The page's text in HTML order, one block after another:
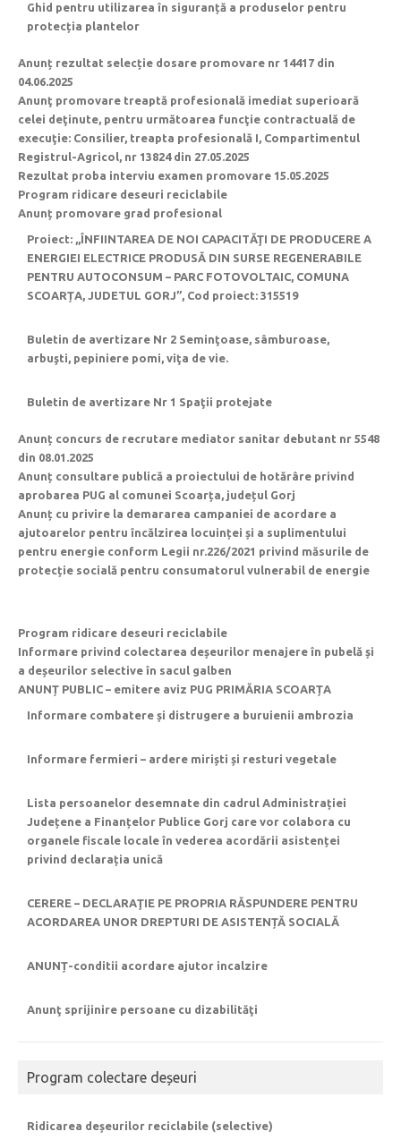
Ghid pentru utilizarea în siguranță a produselor pentru
protecția plantelor
Anunț rezultat selecție dosare promovare nr 14417 din
04.06.2025
Anunţ promovare treaptă profesională imediat superioară
celei deţinute, pentru următoarea funcţie contractuală de
execuţie: Consilier, treapta profesională I, Compartimentul
Registrul-Agricol, nr 13824 din 27.05.2025
Rezultat proba interviu examen promovare 15.05.2025
Program ridicare deseuri reciclabile
Anunț promovare grad profesional
Proiect: ,,ÎNFIINTAREA DE NOI CAPACITĂŢI DE PRODUCERE A
ENERGIEI ELECTRICE PRODUSĂ DIN SURSE REGENERABILE
PENTRU AUTOCONSUM – PARC FOTOVOLTAIC, COMUNA
SCOARȚA, JUDETUL GORJ”, Cod proiect: 315519
Buletin de avertizare Nr 2 Seminţoase, sâmburoase,
arbuşti, pepiniere pomi, viţa de vie.
Buletin de avertizare Nr 1 Spaţii protejate
Anunț concurs de recrutare mediator sanitar debutant nr 5548
din 08.01.2025
Anunț consultare publică a proiectului de hotărâre privind
aprobarea PUG al comunei Scoarța, județul Gorj
Anunț cu privire la demararea campaniei de acordare a
ajutoarelor pentru încălzirea locuinței și a suplimentului
pentru energie conform Legii nr.226/2021 privind măsurile de
protecție socială pentru consumatorul vulnerabil de energie
Program ridicare deseuri reciclabile
Informare privind colectarea deșeurilor menajere în pubelă și
a deșeurilor selective în sacul galben
ANUNȚ PUBLIC – emitere aviz PUG PRIMĂRIA SCOARȚA
Informare combatere și distrugere a buruienii ambrozia
Informare fermieri – ardere miriști și resturi vegetale
Lista persoanelor desemnate din cadrul Administrației
Județene a Finanțelor Publice Gorj care vor colabora cu
organele fiscale locale în vederea acordării asistenței
privind declarația unică
CERERE – DECLARAŢIE PE PROPRIA RĂSPUNDERE PENTRU
ACORDAREA UNOR DREPTURI DE ASISTENȚĂ SOCIALĂ
ANUNȚ-conditii acordare ajutor incalzire
Anunţ sprijinire persoane cu dizabilităţi
Program colectare deșeuri
Ridicarea deșeurilor reciclabile (selective)